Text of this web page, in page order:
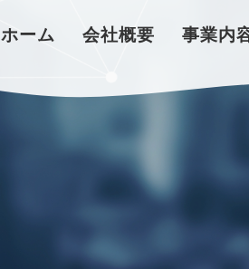
ホーム 会社概要 事業内